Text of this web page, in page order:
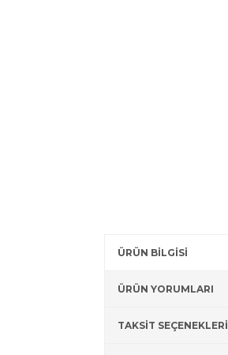
ÜRÜN BİLGİSİ
ÜRÜN YORUMLARI
TAKSİT SEÇENEKLERİ